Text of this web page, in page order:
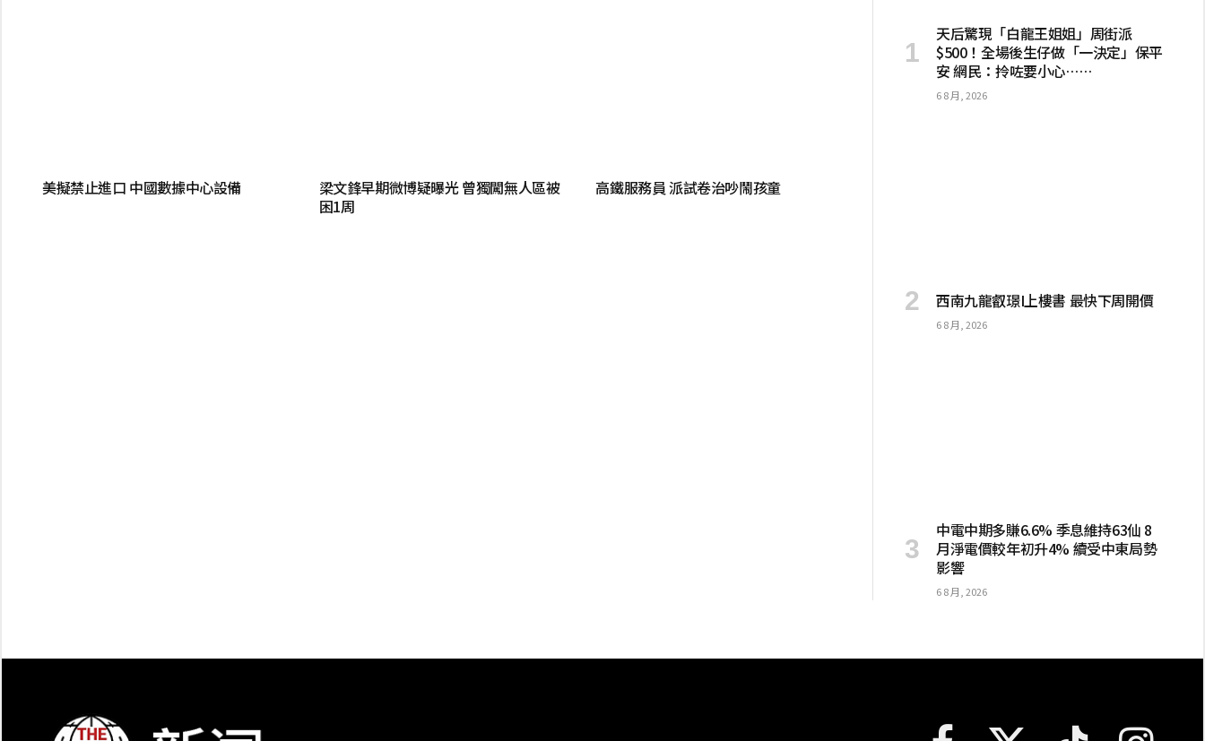
美擬禁止進口 中國數據中心設備
梁文鋒早期微博疑曝光 曾獨闖無人區被
困1周
高鐵服務員 派試卷治吵鬧孩童
天后驚現「白龍王姐姐」周街派
$500！全場後生仔做「一決定」保平
安 網民：拎咗要小心……
6 8 月, 2026
西南九龍叡璟I上樓書 最快下周開價
6 8 月, 2026
中電中期多賺6.6% 季息維持63仙 8
月淨電價較年初升4% 續受中東局勢
影響
6 8 月, 2026